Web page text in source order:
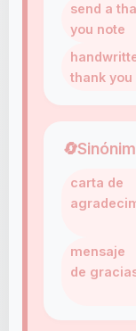
send a
you note
thank you
🔄
carta de
mensaje
de